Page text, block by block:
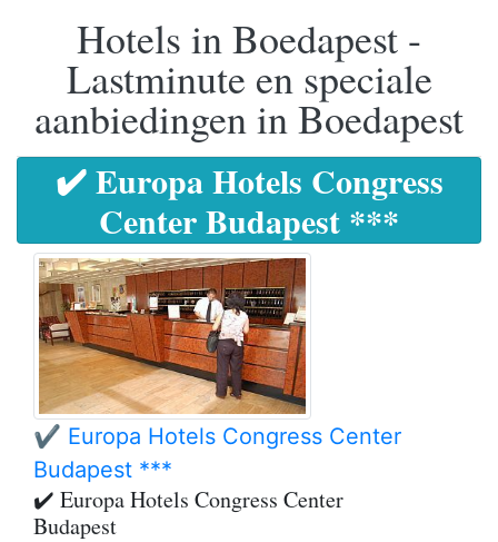
Hotels in Boedapest -
Lastminute en speciale
aanbiedingen in Boedapest
✔️ Europa Hotels Congress
Center Budapest ***
✔️ Europa Hotels Congress Center
Budapest ***
✔️ Europa Hotels Congress Center
Budapest